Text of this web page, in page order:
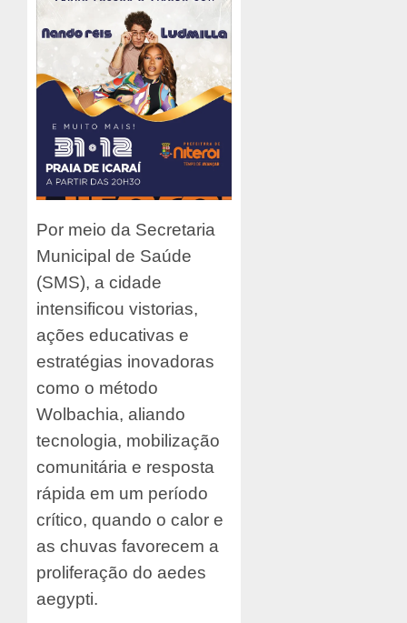
Por meio da Secretaria
Municipal de Saúde
(SMS), a cidade
intensificou vistorias,
ações educativas e
estratégias inovadoras
como o método
Wolbachia, aliando
tecnologia, mobilização
comunitária e resposta
rápida em um período
crítico, quando o calor e
as chuvas favorecem a
proliferação do aedes
aegypti.